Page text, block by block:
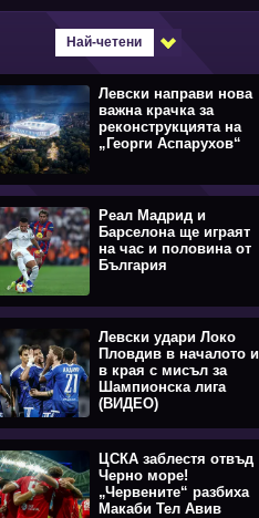
Най-четени
Левски направи нова
важна крачка за
реконструкцията на
„Георги Аспарухов“
Реал Мадрид и
Барселона ще играят
на час и половина от
България
Левски удари Локо
Пловдив в началото и
в края с мисъл за
Шампионска лига
(ВИДЕО)
ЦСКА заблестя отвъд
Черно море!
„Червените“ разбиха
Макаби Тел Авив